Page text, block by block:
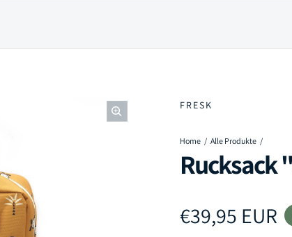
FRESK
Home Alle Produkte
Rucksack
Regulärer
€39,95 EUR